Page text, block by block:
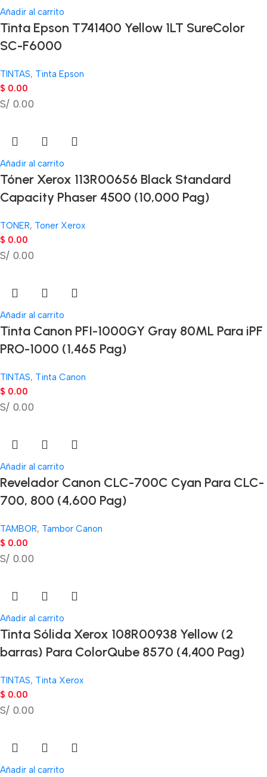
Añadir al carrito
Tinta Epson T741400 Yellow 1LT SureColor
SC-F6000
TINTAS, Tinta Epson
$ 0.00
S/ 0.00
Añadir al carrito
Tóner Xerox 113R00656 Black Standard
Capacity Phaser 4500 (10,000 Pag)
TONER, Toner Xerox
$ 0.00
S/ 0.00
Añadir al carrito
Tinta Canon PFI-1000GY Gray 80ML Para iPF
PRO-1000 (1,465 Pag)
TINTAS, Tinta Canon
$ 0.00
S/ 0.00
Añadir al carrito
Revelador Canon CLC-700C Cyan Para CLC-
700, 800 (4,600 Pag)
TAMBOR, Tambor Canon
$ 0.00
S/ 0.00
Añadir al carrito
Tinta Sólida Xerox 108R00938 Yellow (2
barras) Para ColorQube 8570 (4,400 Pag)
TINTAS, Tinta Xerox
$ 0.00
S/ 0.00
Añadir al carrito